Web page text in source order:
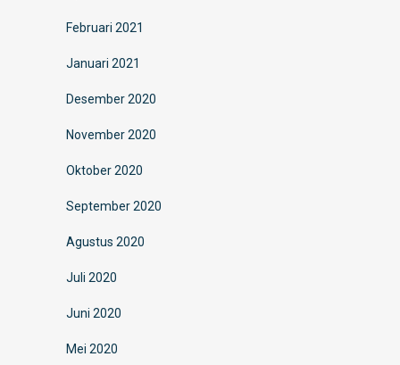
Februari 2021
Januari 2021
Desember 2020
November 2020
Oktober 2020
September 2020
Agustus 2020
Juli 2020
Juni 2020
Mei 2020